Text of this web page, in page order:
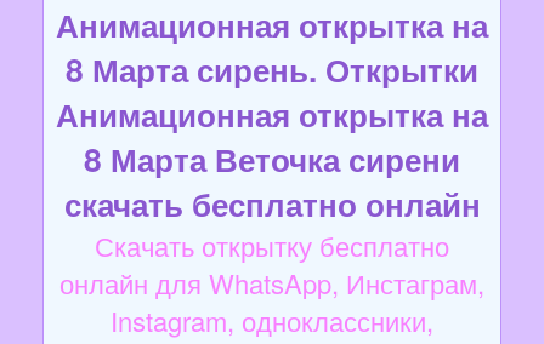
Анимационная открытка на
8 Марта сирень. Открытки
Анимационная открытка на
8 Марта Веточка сирени
скачать бесплатно онлайн
Скачать открытку бесплатно
онлайн для WhatsApp, Инстаграм,
Instagram, одноклассники,